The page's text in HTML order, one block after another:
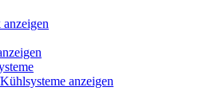
anzeigen